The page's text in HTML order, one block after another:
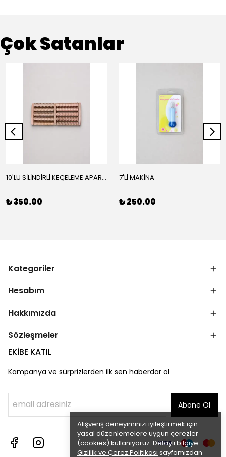
Alışveriş deneyiminizi iyileştirmek için
yasal düzenlemelere uygun çerezler
(cookies) kullanıyoruz. Detaylı bilgiye
Gizlilik ve Çerez Politikası sayfamızdan
Çok Satanlar
10'LU SİLİNDİRLİ KEÇELEME APARATI
₺ 350.00
7'Lİ MAKİNA
₺ 250.00
Kategoriler
Hesabım
Hakkımızda
Sözleşmeler
EKİBE KATIL
Kampanya ve sürprizlerden ilk sen haberdar ol
Abone Ol